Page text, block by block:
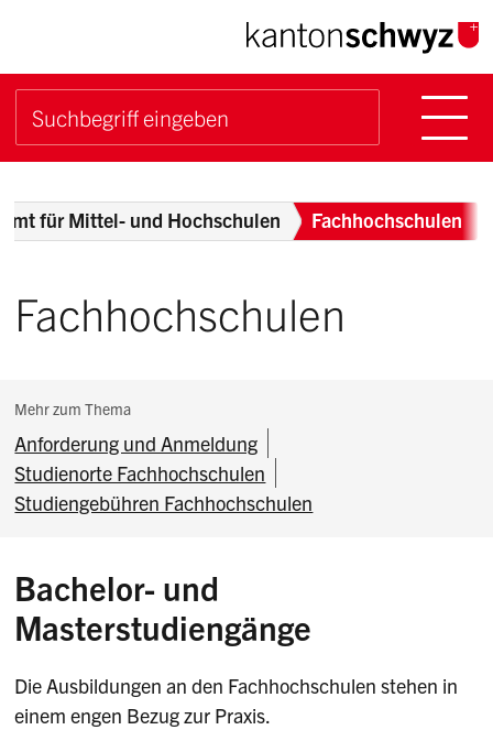
Navigieren im Kanton
Schnellnavigation
Suchbegriff
Breadcrumb
Amt für Mittel- und Hochschulen Fachhochschulen
Subnavigation:
Mehr zum Thema
Anforderung und Anmeldung
Studienorte Fachhochschulen
Studiengebühren Fachhochschulen
Fachhochschulen
Bachelor- und
Masterstudiengänge
Die Ausbildungen an den Fachhochschulen stehen in
einem engen Bezug zur Praxis.